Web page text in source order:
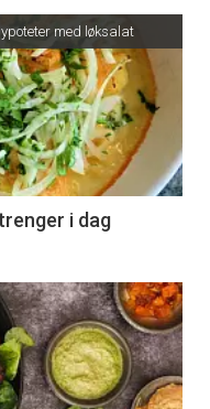
med løksalat
i dag